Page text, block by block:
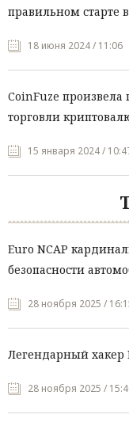
правильном старте
18 июня 2024 / 11:06
CoinFuze
торговли
15 января 2024 /
Euro NCAP
безопасности
28 ноября 2025 /
Легендарный хакер
28 ноября 2025 /